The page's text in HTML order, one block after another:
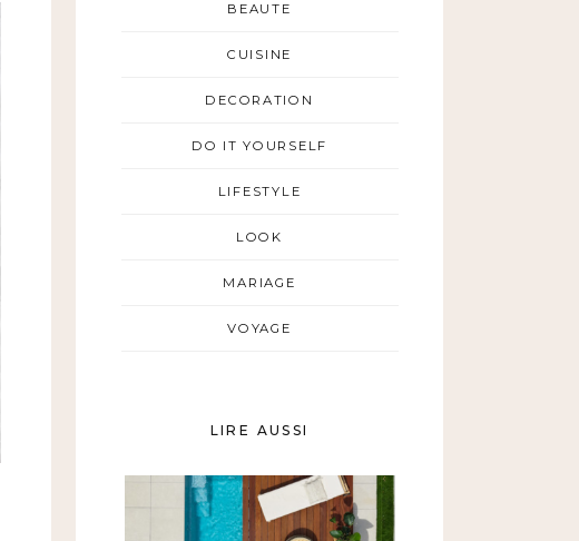
BEAUTE
CUISINE
DECORATION
DO IT YOURSELF
LIFESTYLE
LOOK
MARIAGE
VOYAGE
LIRE AUSSI